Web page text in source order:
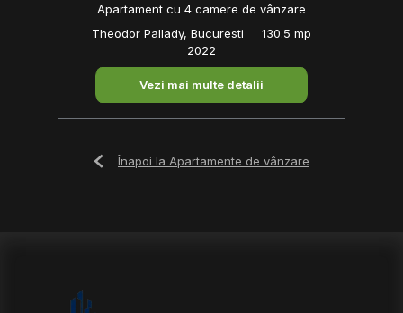
Apartament cu 4 camere de vânzare
Theodor Pallady, Bucuresti
130.5 mp
2022
Vezi mai multe detalii
Înapoi la Apartamente de vânzare